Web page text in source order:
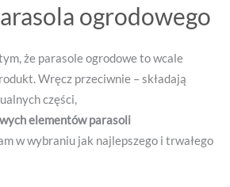
ogrodowego
że parasole ogrodowe to wcale
Wręcz przeciwnie – składają
części,
elementów parasoli
w wybraniu jak najlepszego i trwałego